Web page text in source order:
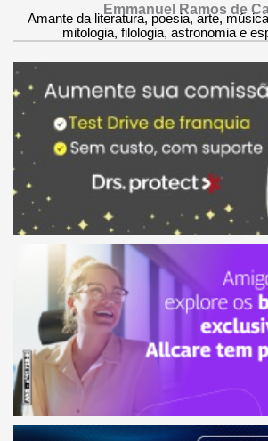
Emmanuel Ramos de
Amante da literatura, poesia, arte,
mitologia, filologia, astronomia e